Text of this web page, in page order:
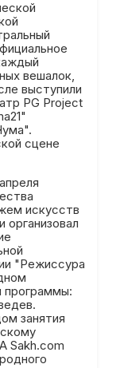
вешалок,
выступили
PG Project
сцене
искусств
организовал
"Режиссура
программы:
занятия
Sakh.com